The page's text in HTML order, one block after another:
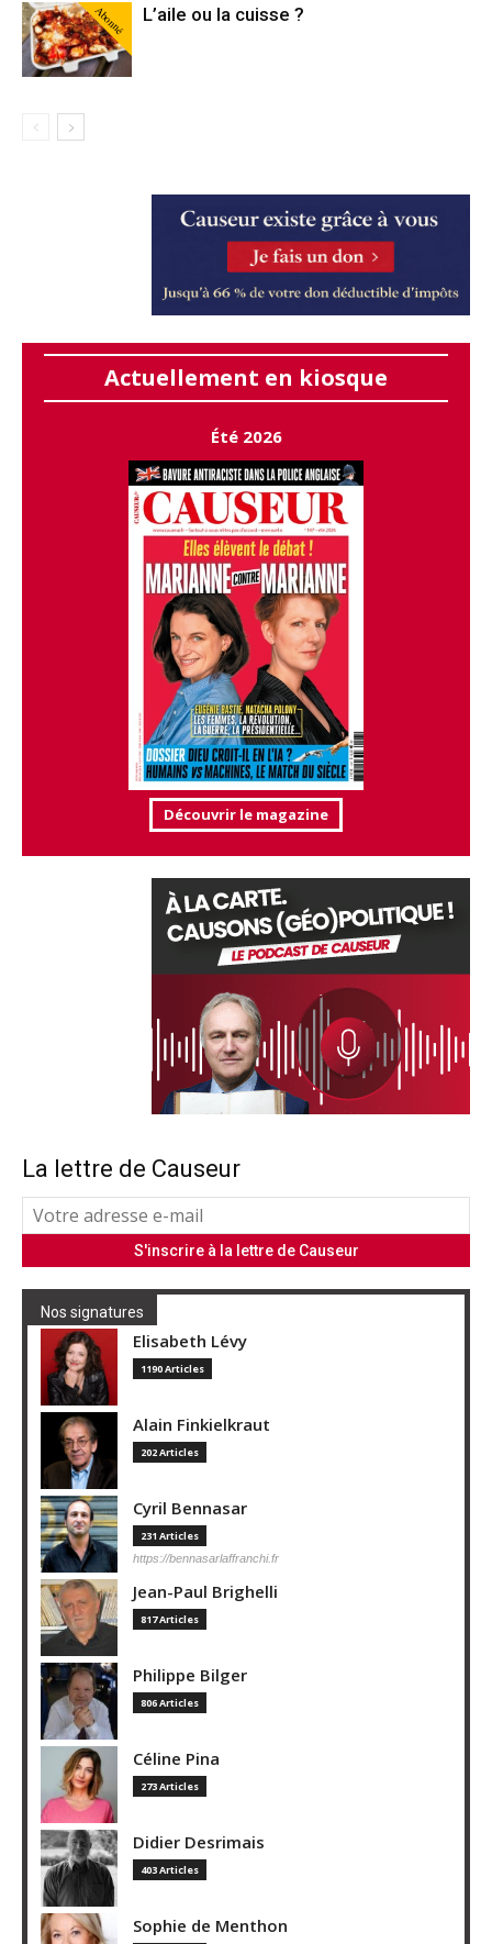
Abonné L’aile ou la cuisse ?
Actuellement en kiosque
Été 2026
Découvrir le magazine
La lettre de Causeur
Nos signatures
Elisabeth Lévy
1190 Articles
Alain Finkielkraut
202 Articles
Cyril Bennasar
231 Articles
https://bennasarlaffranchi.fr
Jean-Paul Brighelli
817 Articles
Philippe Bilger
806 Articles
Céline Pina
273 Articles
Didier Desrimais
403 Articles
Sophie de Menthon